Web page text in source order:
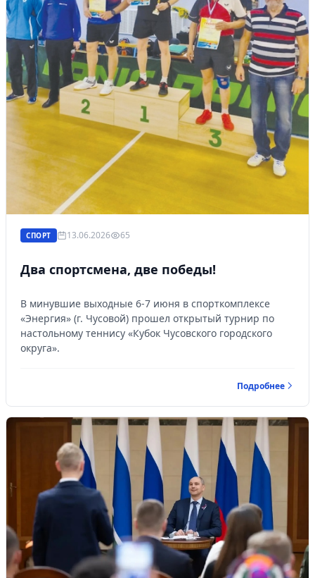
СПОРТ 13.06.2026 65
Два спортсмена, две победы!
В минувшие выходные 6-7 июня в спорткомплексе
«Энергия» (г. Чусовой) прошел открытый турнир по
настольному теннису «Кубок Чусовского городского
округа».
Подробнее